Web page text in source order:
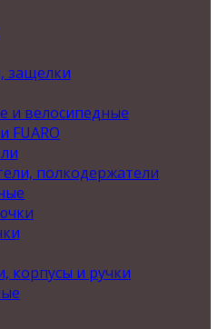
защелки
и велосипедные
FUARO
полкодержатели
корпусы и ручки